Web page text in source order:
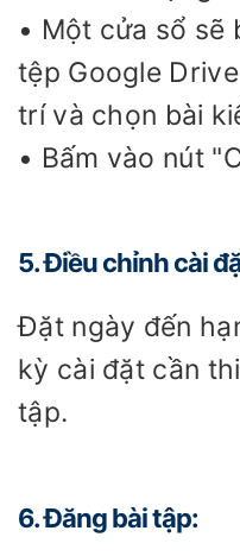
• Một cửa sổ sẽ
tệp Google
trí và chọn bài
• Bấm vào nút
5. Điều chỉnh cài
Đặt ngày đến
kỳ cài đặt cần
tập.
6. Đăng bài tập: